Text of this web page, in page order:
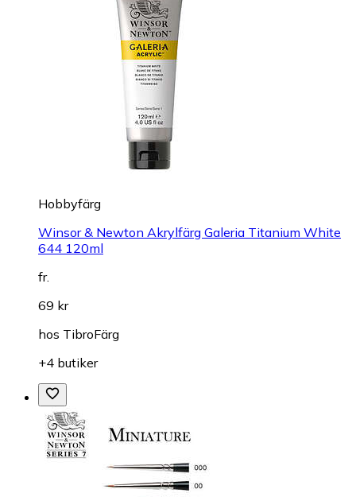
Hobbyfärg
Winsor & Newton Akrylfärg Galeria Titanium White
644 120ml
fr.
69 kr
hos TibroFärg
+4 butiker